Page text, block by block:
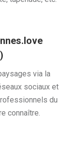
via la
sociaux et
du
connaître.